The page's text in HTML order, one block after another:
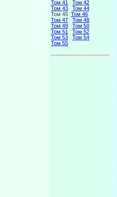
Том 41
Том 42
Том 43
Том 44
Том 45 Том 46
Том 47
Том 48
Том 49
Том 50
Том 51
Том 52
Том 53
Том 54
Том 55